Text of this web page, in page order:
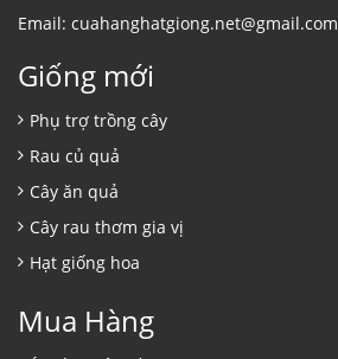
Email: cuahanghatgiong.net@gmail.com
Giống mới
Phụ trợ trồng cây
Rau củ quả
Cây ăn quả
Cây rau thơm gia vị
Hạt giống hoa
Mua Hàng